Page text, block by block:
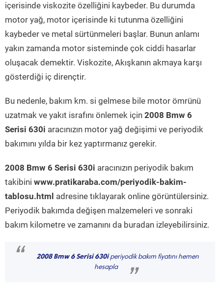
içerisinde viskozite özelliğini kaybeder. Bu durumda
motor yağ, motor içerisinde ki tutunma özelliğini
kaybeder ve metal sürtünmeleri başlar. Bunun anlamı
yakın zamanda motor sisteminde çok ciddi hasarlar
oluşacak demektir. Viskozite, Akışkanın akmaya karşı
gösterdiği iç dirençtir.
Bu nedenle, bakım km. si gelmese bile motor ömrünü
uzatmak ve yakıt israfını önlemek için 2008 Bmw 6
Serisi 630i aracınızın motor yağ değişimi ve periyodik
bakımını yılda bir kez yaptırmanız gerekir.
2008 Bmw 6 Serisi 630i aracınızın periyodik bakım
takibini www.pratikaraba.com/periyodik-bakim-
tablosu.html adresine tıklayarak online görüntülersiniz.
Periyodik bakımda değişen malzemeleri ve sonraki
bakım kilometre ve zamanını da buradan izleyebilirsiniz.
“ 2008 Bmw 6 Serisi 630iperiyodik bakım fiyatını hemen
hesapla
”